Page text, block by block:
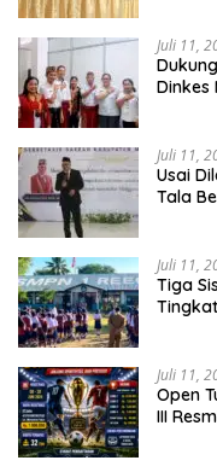
Juli 11,
Dinkes
Juli 11,
Usai
Tala
Juli 11,
Tiga
Juli 11,
Open
III